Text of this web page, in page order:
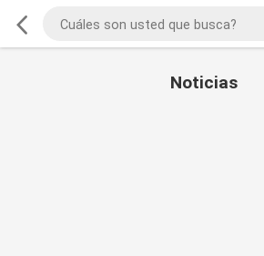
Noticias